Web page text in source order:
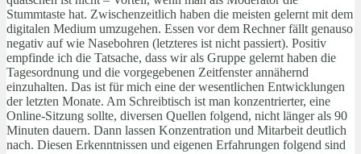
Stummtaste hat. Zwischenzeitlich haben die meisten gelernt mit dem
digitalen Medium umzugehen. Essen vor dem Rechner fällt genauso
negativ auf wie Nasebohren (letzteres ist nicht passiert). Positiv
empfinde ich die Tatsache, dass wir als Gruppe gelernt haben die
Tagesordnung und die vorgegebenen Zeitfenster annähernd
einzuhalten. Das ist für mich eine der wesentlichen Entwicklungen
der letzten Monate. Am Schreibtisch ist man konzentrierter, eine
Online-Sitzung sollte, diversen Quellen folgend, nicht länger als 90
Minuten dauern. Dann lassen Konzentration und Mitarbeit deutlich
nach. Diesen Erkenntnissen und eigenen Erfahrungen folgend sind